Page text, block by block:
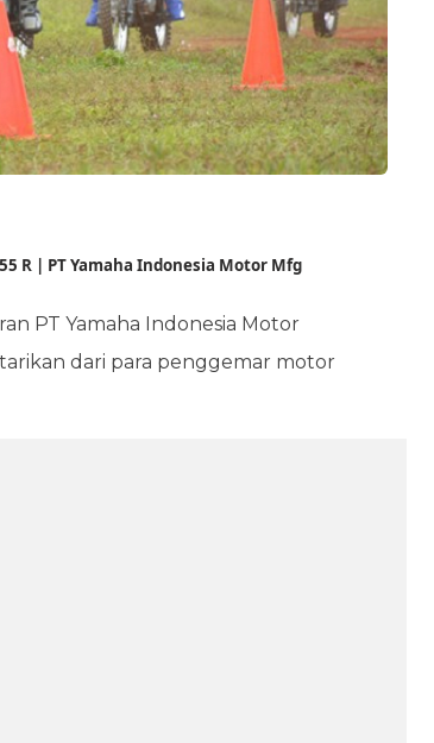
R | PT Yamaha Indonesia Motor Mfg
PT Yamaha Indonesia Motor
dari para penggemar motor